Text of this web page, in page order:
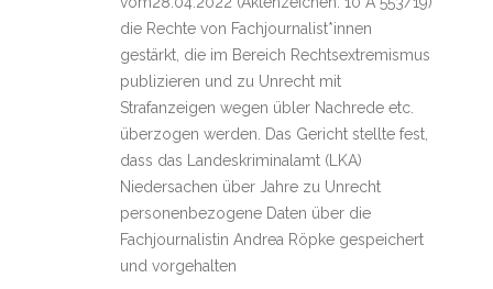
die Rechte von Fachjournalist*innen
gestärkt, die im Bereich Rechtsextremismus
publizieren und zu Unrecht mit
Strafanzeigen wegen übler Nachrede etc.
überzogen werden. Das Gericht stellte fest,
dass das Landeskriminalamt (LKA)
Niedersachen über Jahre zu Unrecht
personenbezogene Daten über die
Fachjournalistin Andrea Röpke gespeichert
und vorgehalten